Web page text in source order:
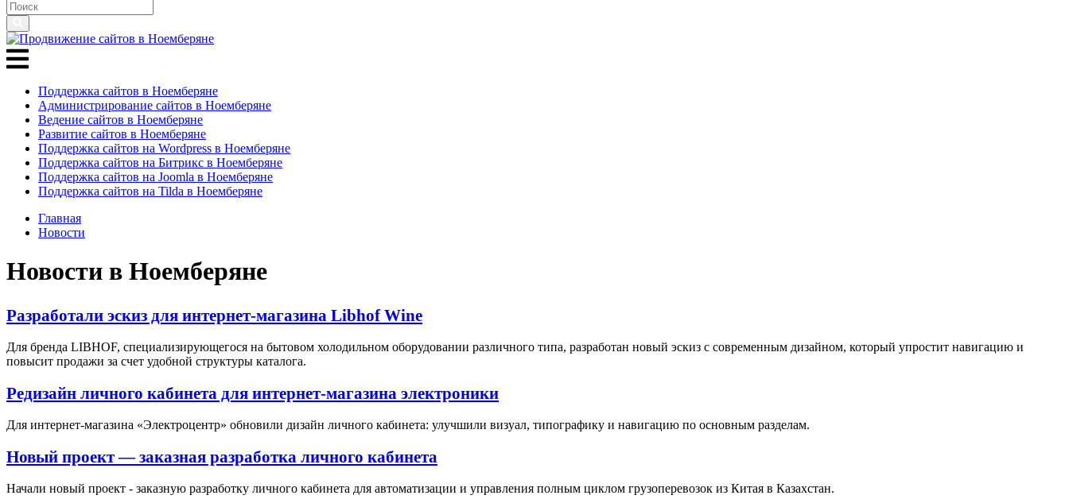
Поддержка сайтов в Ноемберяне
Администрирование сайтов в Ноемберяне
Ведение сайтов в Ноемберяне
Развитие сайтов в Ноемберяне
Поддержка сайтов на Wordpress в Ноемберяне
Поддержка сайтов на Битрикс в Ноемберяне
Поддержка сайтов на Joomla в Ноемберяне
Поддержка сайтов на Tilda в Ноемберяне
Главная
Новости
Новости в Ноемберяне
Разработали эскиз для интернет-магазина Libhof Wine
Для бренда LIBHOF, специализирующегося на бытовом холодильном оборудовании различного типа, разработан новый эскиз с современным дизайном, который упростит навигацию и
повысит продажи за счет удобной структуры каталога.
Редизайн личного кабинета для интернет-магазина электроники
Для интернет-магазина «Электроцентр» обновили дизайн личного кабинета: улучшили визуал, типографику и навигацию по основным разделам.
Новый проект — заказная разработка личного кабинета
Начали новый проект - заказную разработку личного кабинета для автоматизации и управления полным циклом грузоперевозок из Китая в Казахстан.